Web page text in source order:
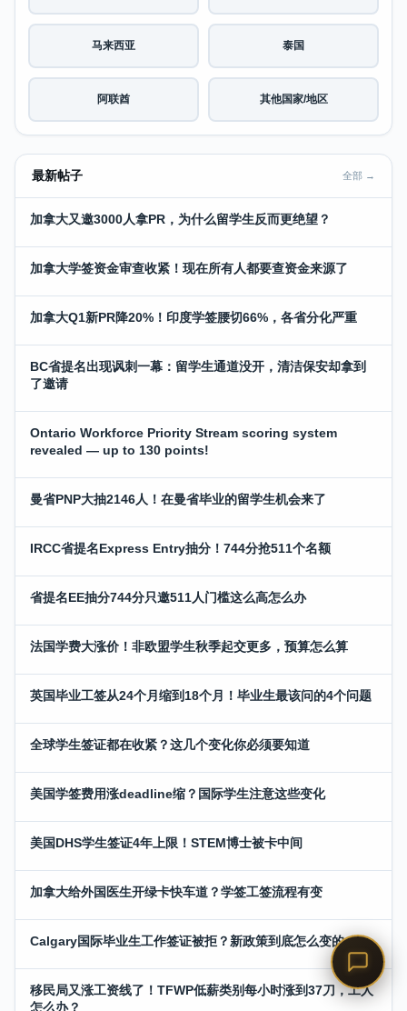
马来西亚 泰国
阿联酋 其他国家/地区
最新帖子 全部 →
加拿大又邀3000人拿PR，为什么留学生反而更绝望？
加拿大学签资金审查收紧！现在所有人都要查资金来源了
加拿大Q1新PR降20%！印度学签腰切66%，各省分化严重
BC省提名出现讽刺一幕：留学生通道没开，清洁保安却拿到
了邀请
Ontario Workforce Priority Stream scoring system
revealed — up to 130 points!
曼省PNP大抽2146人！在曼省毕业的留学生机会来了
IRCC省提名Express Entry抽分！744分抢511个名额
省提名EE抽分744分只邀511人门槛这么高怎么办
法国学费大涨价！非欧盟学生秋季起交更多，预算怎么算
英国毕业工签从24个月缩到18个月！毕业生最该问的4个问题
全球学生签证都在收紧？这几个变化你必须要知道
美国学签费用涨deadline缩？国际学生注意这些变化
美国DHS学生签证4年上限！STEM博士被卡中间
加拿大给外国医生开绿卡快车道？学签工签流程有变
Calgary国际毕业生工作签证被拒？新政策到底怎么变的
移民局又涨工资线了！TFWP低薪类别每小时涨到37刀，工人
怎么办？